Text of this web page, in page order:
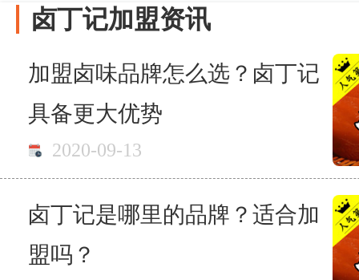
卤丁记加盟资讯
加盟卤味品牌怎么选？卤丁记
具备更大优势
2020-09-13
卤丁记是哪里的品牌？适合加
盟吗？